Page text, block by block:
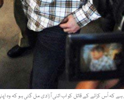
کہ اُس کرائے کے قاتل کو اب اتنی آزادی مل گئی ہو کہ وہ